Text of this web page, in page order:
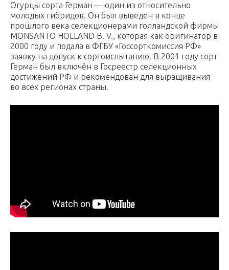
Огурцы сорта Герман — один из относительно
молодых гибридов. Он был выведен в конце
прошлого века селекционерами голландской фирмы
MONSANTO HOLLAND B. V., которая как оригинатор в
2000 году и подала в ФГБУ «Госсорткомиссия РФ»
заявку на допуск к сортоиспытанию. В 2001 году сорт
Герман был включён в Госреестр селекционных
достижений РФ и рекомендован для выращивания
во всех регионах страны.